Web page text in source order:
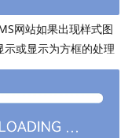
网站如果出现样式图
示或显示为方框的处理